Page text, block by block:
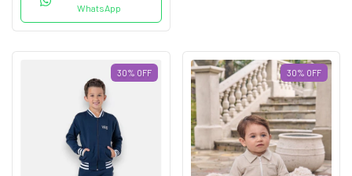
WhatsApp
30% OFF 30% OFF